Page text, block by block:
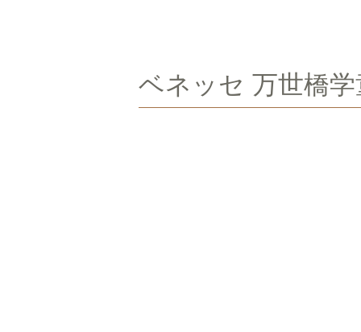
ベネッセ 万世橋